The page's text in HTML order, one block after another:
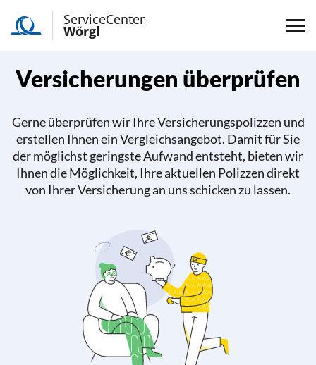
ServiceCenter
Wörgl
Versicherungen überprüfen
Gerne überprüfen wir Ihre Versicherungspolizzen und
erstellen Ihnen ein Vergleichsangebot. Damit für Sie
der möglichst geringste Aufwand entsteht, bieten wir
Ihnen die Möglichkeit, Ihre aktuellen Polizzen direkt
von Ihrer Versicherung an uns schicken zu lassen.